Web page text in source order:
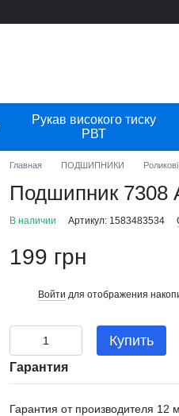
Рукав високого тиску
РВТ
Главная ПОДШИПНИКИ Роликові
Подшипник
В наличии Артикул: 1583483534
199 грн
Войти для отображения
Купить
Гарантия
Гарантия от производителя 12